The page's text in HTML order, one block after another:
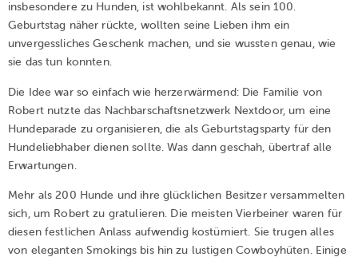
insbesondere zu Hunden, ist wohlbekannt. Als sein 100.
Geburtstag näher rückte, wollten seine Lieben ihm ein
unvergessliches Geschenk machen, und sie wussten genau, wie
sie das tun konnten.
Die Idee war so einfach wie herzerwärmend: Die Familie von
Robert nutzte das Nachbarschaftsnetzwerk Nextdoor, um eine
Hundeparade zu organisieren, die als Geburtstagsparty für den
Hundeliebhaber dienen sollte. Was dann geschah, übertraf alle
Erwartungen.
Mehr als 200 Hunde und ihre glücklichen Besitzer versammelten
sich, um Robert zu gratulieren. Die meisten Vierbeiner waren für
diesen festlichen Anlass aufwendig kostümiert. Sie trugen alles
von eleganten Smokings bis hin zu lustigen Cowboyhüten. Einige